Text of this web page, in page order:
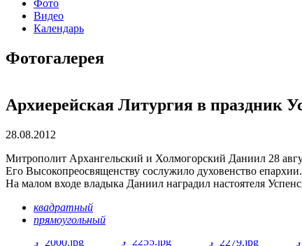
Фото
Видео
Календарь
Фотогалерея
Архиерейская Литургия в праздник
28.08.2012
Митрополит Архангельский и Холмогорский Даниил 28
Его Высокопреосвященству сослужило духовенство
На малом входе владыка Даниил наградил настоятеля
квадратный
прямоугольный